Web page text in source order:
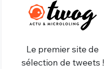
Le premier site de
sélection de tweets !